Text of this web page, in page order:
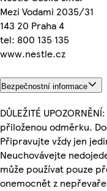
Mezi Vodami 2035/31
143 20 Praha 4
tel: 800 135 135
www.nestle.cz
Bezpečnostní informace
DŮLEŽITÉ
přiloženou odměrku.
Připravujte vždy jen
Neuchovávejte
může používat pouze
onemocnět z